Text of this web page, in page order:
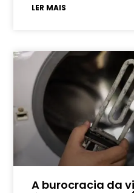
LER MAIS
A burocracia da